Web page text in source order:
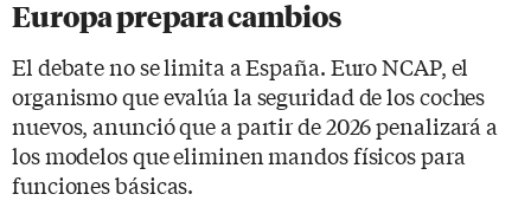
Europa prepara cambios
El debate no se limita a España. Euro NCAP, el
organismo que evalúa la seguridad de los coches
nuevos, anunció que a partir de 2026 penalizará a
los modelos que eliminen mandos físicos para
funciones básicas.